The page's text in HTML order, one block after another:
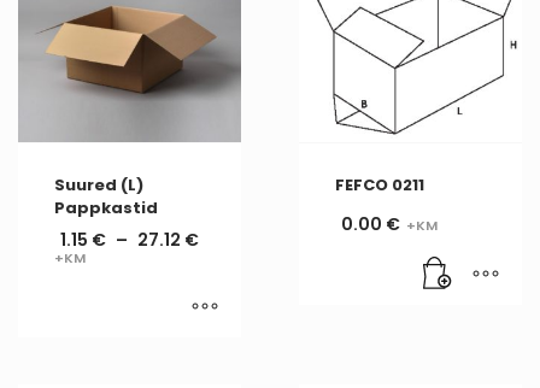
Suured (L)
Pappkastid
1.15 € – 27.12 €
FEFCO 0211
0.00 €